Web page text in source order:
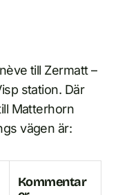
till Zermatt –
station. Där
Matterhorn
vägen är:
Kommentar